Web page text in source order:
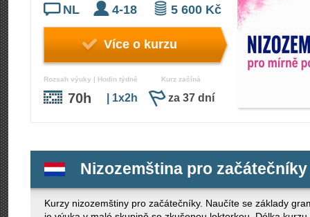
NL 4-18 5 600 Kč
Více o kurzu
Rozsah výuky | Hodin týdně
70h | 1x2h
Kurz začíná
za 37 dní
Nizozemština pro začátečníky
Kurzy nizozemštiny pro začátečníky. Naučíte se základy